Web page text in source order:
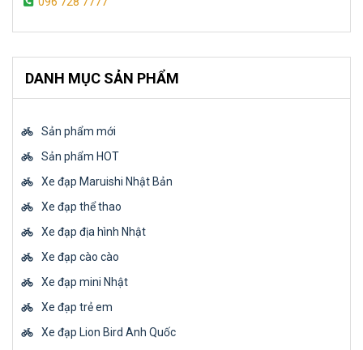
DANH MỤC SẢN PHẨM
Sản phẩm mới
Sản phẩm HOT
Xe đạp Maruishi Nhật Bản
Xe đạp thể thao
Xe đạp địa hình Nhật
Xe đạp cào cào
Xe đạp mini Nhật
Xe đạp trẻ em
Xe đạp Lion Bird Anh Quốc